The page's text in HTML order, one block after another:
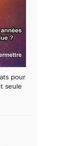
pour
seule